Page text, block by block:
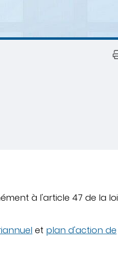
à l'article 47 de la loi
et plan d'action de